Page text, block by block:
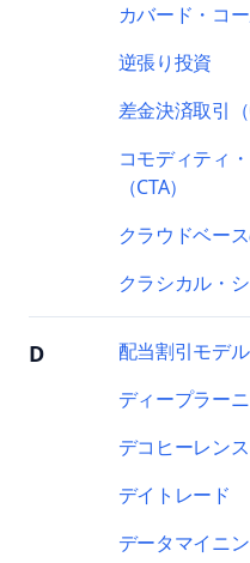
カバード・コ
逆張り投資
差金決済取引（
コモディティ
（CTA）
クラウドベー
クラシカル・
D
配当割引モデル
ディープラー
デコヒーレンス
デイトレード
データマイニ